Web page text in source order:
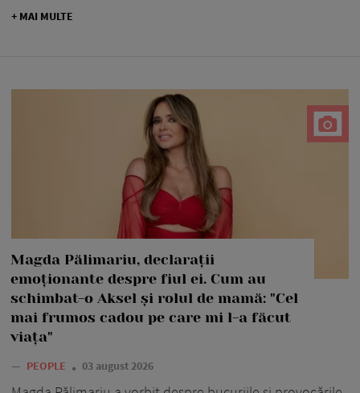
+ MAI MULTE
Magda Pălimariu, declarații
emoționante despre fiul ei. Cum au
schimbat-o Aksel și rolul de mamă: "Cel
mai frumos cadou pe care mi l-a făcut
viața"
— PEOPLE 03 august 2026